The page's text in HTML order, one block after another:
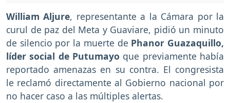
William Aljure, representante a la Cámara por la
curul de paz del Meta y Guaviare, pidió un minuto
de silencio por la muerte de Phanor Guazaquillo,
líder social de Putumayo que previamente había
reportado amenazas en su contra. El congresista
le reclamó directamente al Gobierno nacional por
no hacer caso a las múltiples alertas.